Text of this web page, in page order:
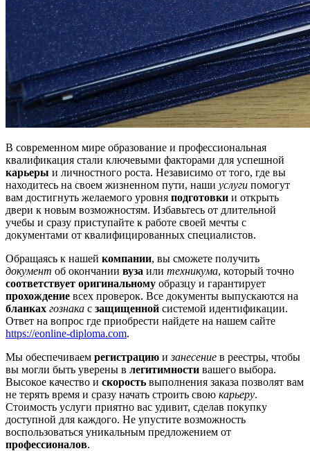
В современном мире образование и профессиональная
квалификация стали ключевыми факторами для успешной
карьеры и личностного роста. Независимо от того, где вы
находитесь на своем жизненном пути, наши услуги помогут
вам достигнуть желаемого уровня подготовки и открыть
двери к новым возможностям. Избавьтесь от длительной
учебы и сразу приступайте к работе своей мечты с
документами от квалифицированных специалистов.
Обращаясь к нашей компании, вы сможете получить
документ об окончании вуза или техникума, который точно
соответствует оригинальному образцу и гарантирует
прохождение всех проверок. Все документы выпускаются на
бланках гознака с защищенной системой идентификации.
Ответ на вопрос где приобрести найдете на нашем сайте
https://eonline-diploma.com.
Мы обеспечиваем регистрацию изанесение в реестры, чтобы
вы могли быть уверены в легитимности вашего выбора.
Высокое качество и скорость выполнения заказа позволят вам
не терять время и сразу начать строить свою карьеру.
Стоимость услуги приятно вас удивит, сделав покупку
доступной для каждого. Не упустите возможность
воспользоваться уникальным предложением от
профессионалов.